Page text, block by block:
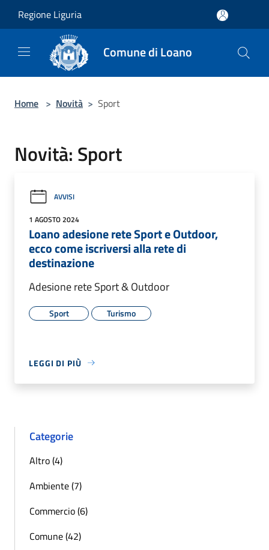
Regione Liguria
Comune di Loano
Home > Novità > Sport
Novità: Sport
AVVISI
1 AGOSTO 2024
Loano adesione rete Sport e Outdoor,
ecco come iscriversi alla rete di
destinazione
Adesione rete Sport & Outdoor
Sport Turismo
LEGGI DI PIÙ
Categorie
Altro (4)
Ambiente (7)
Commercio (6)
Comune (42)